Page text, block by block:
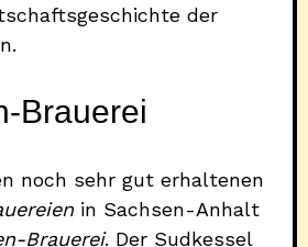
der
Brauerei
noch sehr gut erhaltenen
in Sachsen-Anhalt
Brauerei. Der Sudkessel